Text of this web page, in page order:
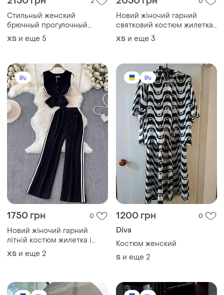
Стильный женский
брючный прогулочный
костюм свободного кроя
ХS и еще 5
Новий жіночий гарний
святковий костюм жилетка і
штани брюки
ХS и еще 3
1750 грн 0
Новий жіночий гарний
літній костюм жилетка і
штани брюки
ХS и еще 2
1200 грн 0
Diva
Костюм женский
S и еще 2